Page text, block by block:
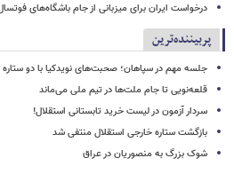
درخواست ایران برای میزبانی از جام باشگاه‌های
پربیننده‌ترین
جلسه مهم در سپاهان؛ صحبت‌های نویدکیا با دو ستاره
قلعه‌نویی تا جام ملت‌ها در تیم ملی می‌ماند
سردار آزمون در لیست خرید تابستانی استقلال!
بازگشت ستاره خارجی استقلال منتفی شد
شوک بزرگ به منصوریان در عراق